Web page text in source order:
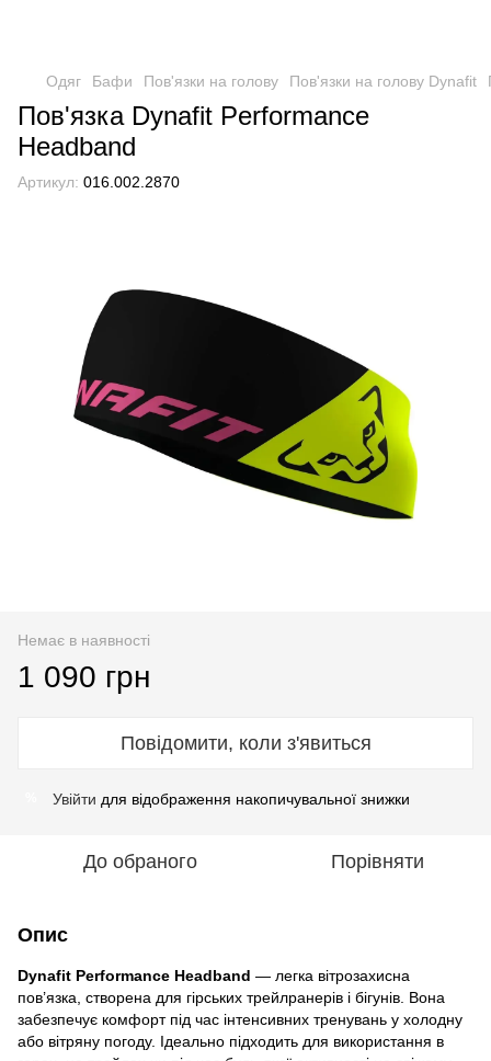
Одяг Бафи Пов'язки на голову Пов'язки на голову Dynafit
Пов'язка Dynafit Performance
Headband
Артикул: 016.002.2870
Немає в наявності
1 090 грн
Повідомити, коли з'явиться
Увійти для відображення накопичувальної знижки
До обраного Порівняти
Опис
Dynafit Performance Headband — легка вітрозахисна
пов’язка, створена для гірських трейлранерів і бігунів. Вона
забезпечує комфорт під час інтенсивних тренувань у холодну
або вітряну погоду. Ідеально підходить для використання в